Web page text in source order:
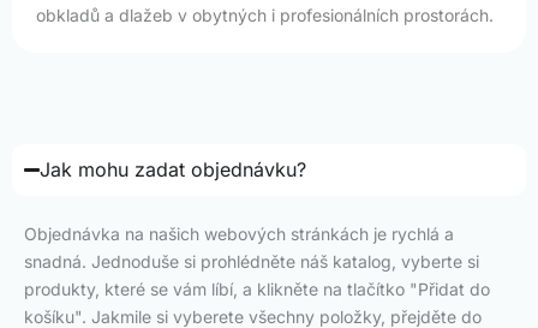
obkladů a dlažeb v obytných i profesionálních prostorách.
Jak mohu zadat objednávku?
Objednávka na našich webových stránkách je rychlá a
snadná. Jednoduše si prohlédněte náš katalog, vyberte si
produkty, které se vám líbí, a klikněte na tlačítko "Přidat do
košíku". Jakmile si vyberete všechny položky, přejděte do